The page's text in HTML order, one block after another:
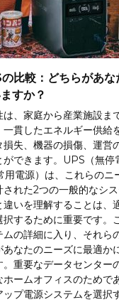
比較：どちらがあな
すか？
は、家庭から産業施設ま
一貫したエネルギー供給
損失、機器の損傷、運営
できます。UPS（無停
用電源）は、これらのニ
された2つの一般的なシ
いを理解することは、
択するために重要です。
ムの詳細に入り、それら
あなたのニーズに最適か
。重要なデータセンター
ホームオフィスのためで
プ電源システムを選択